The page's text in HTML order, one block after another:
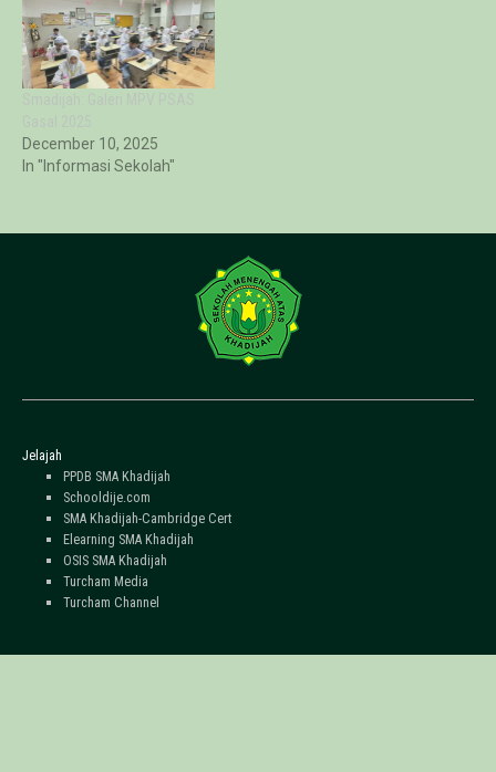
December 10, 2025
In "Informasi Sekolah"
Jelajah
PPDB SMA Khadijah
Schooldije.com
SMA Khadijah-Cambridge Cert
Elearning SMA Khadijah
OSIS SMA Khadijah
Turcham Media
Turcham Channel